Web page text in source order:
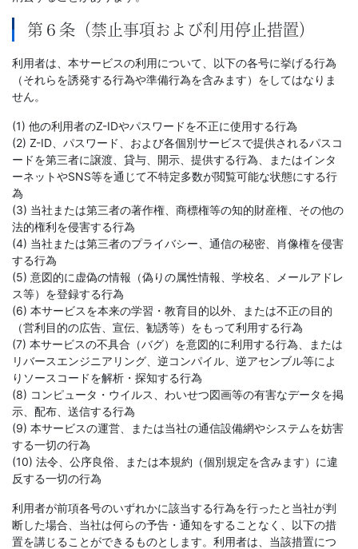
第６条（禁止事項および利用停止措置）
利用者は、本サービスの利用について、以下の各号に挙げる行為
（それらを誘発する行為や準備行為を含みます）をしてはなりま
せん。
(1) 他の利用者のZ-IDやパスワードを不正に使用する行為
(2) Z-ID、パスワード、および各個別サービスで提供されるパスコ
ードを第三者に譲渡、貸与、開示、提供する行為、またはインタ
ーネットやSNS等を通じて不特定多数が閲覧可能な状態にする行
為
(3) 当社または第三者の著作権、商標権等の知的財産権、その他の
法的権利を侵害する行為
(4) 当社または第三者のプライバシー、通信の秘密、肖像権を侵害
する行為
(5) 意図的に虚偽の情報（偽りの属性情報、学校名、メールアドレ
ス等）を登録する行為
(6) 本サービスを本来の学習・教育目的以外、または不正の目的
（営利目的の広告、宣伝、勧誘等）をもって利用する行為
(7) 本サービスの不具合（バグ）を意図的に利用する行為、または
リバースエンジニアリング、逆コンパイル、逆アセンブル等によ
りソースコードを解析・探知する行為
(8) コンピュータ・ウイルス、わいせつ図画等の有害なデータを掲
示、配布、送信する行為
(9) 本サービスの運営、または当社の通信設備網やシステムを妨害
する一切の行為
(10) 法令、公序良俗、または本規約（個別規定を含みます）に違
反する一切の行為
利用者が前項各号のいずれかに該当する行為を行ったと当社が判
断した場合、当社は何らの予告・通知をすることなく、以下の措
置を講じることができるものとします。利用者は、当該措置につ